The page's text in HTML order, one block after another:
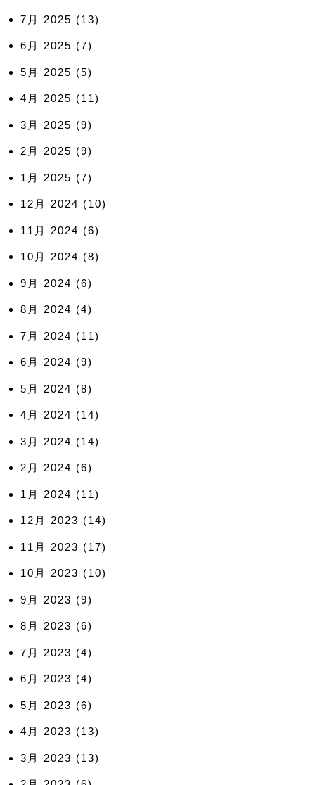
7月 2025 (13)
6月 2025 (7)
5月 2025 (5)
4月 2025 (11)
3月 2025 (9)
2月 2025 (9)
1月 2025 (7)
12月 2024 (10)
11月 2024 (6)
10月 2024 (8)
9月 2024 (6)
8月 2024 (4)
7月 2024 (11)
6月 2024 (9)
5月 2024 (8)
4月 2024 (14)
3月 2024 (14)
2月 2024 (6)
1月 2024 (11)
12月 2023 (14)
11月 2023 (17)
10月 2023 (10)
9月 2023 (9)
8月 2023 (6)
7月 2023 (4)
6月 2023 (4)
5月 2023 (6)
4月 2023 (13)
3月 2023 (13)